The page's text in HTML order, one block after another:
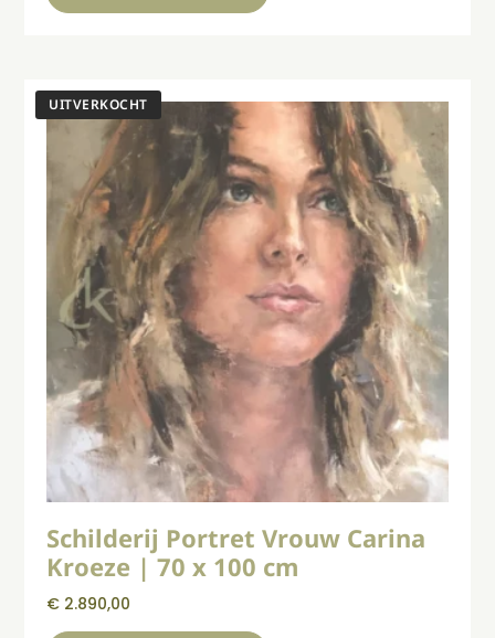
Schilderij Portret Vrouw Carina
Kroeze | 70 x 100 cm
€ 2.890,00